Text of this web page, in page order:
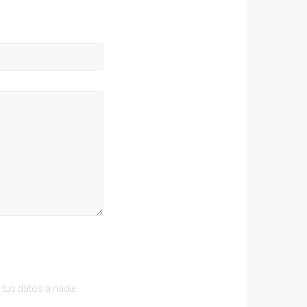
datos a nadie.